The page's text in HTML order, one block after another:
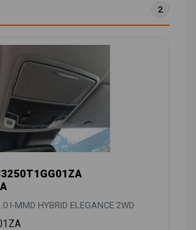
2
I-MMD HYBRID ELEGANCE 2WD